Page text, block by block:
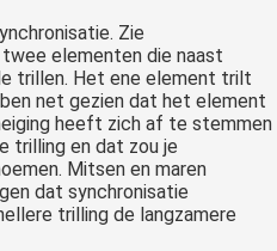
Zie
elementen die naast
trillen. Het ene element trilt
net gezien dat het element
heeft zich af te stemmen
trilling en dat zou je
Mitsen en maren
dat synchronisatie
trilling de langzamere